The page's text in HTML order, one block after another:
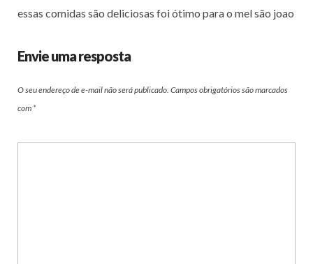
essas comidas são deliciosas foi ótimo para o mel são joao
Envie uma resposta
O seu endereço de e-mail não será publicado. Campos obrigatórios são marcados
com *